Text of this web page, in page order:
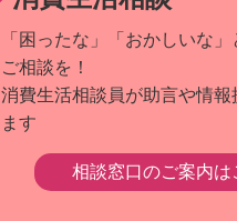
「困ったな」「おかしいな
ご相談を！
消費生活相談員が助言や情報
ます
相談窓口のご案内は